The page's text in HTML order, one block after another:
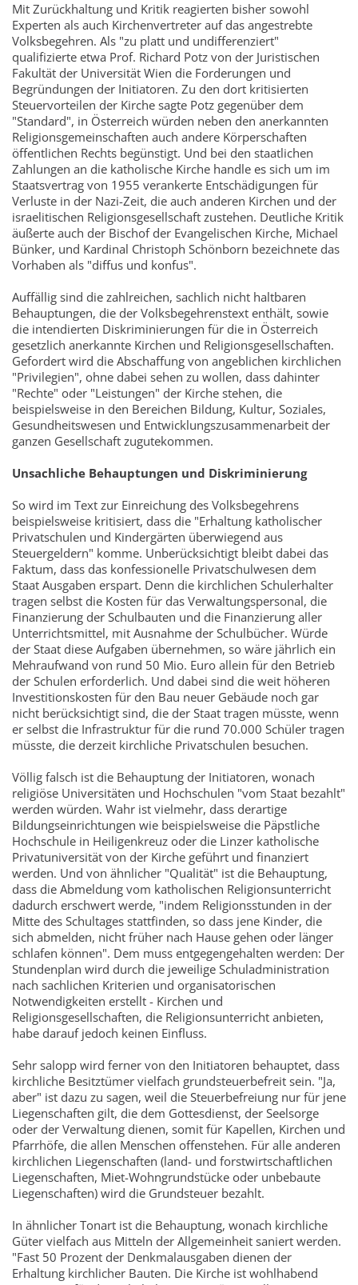
Mit Zurückhaltung und Kritik reagierten bisher sowohl
Experten als auch Kirchenvertreter auf das angestrebte
Volksbegehren. Als "zu platt und undifferenziert"
qualifizierte etwa Prof. Richard Potz von der Juristischen
Fakultät der Universität Wien die Forderungen und
Begründungen der Initiatoren. Zu den dort kritisierten
Steuervorteilen der Kirche sagte Potz gegenüber dem
"Standard", in Österreich würden neben den anerkannten
Religionsgemeinschaften auch andere Körperschaften
öffentlichen Rechts begünstigt. Und bei den staatlichen
Zahlungen an die katholische Kirche handle es sich um im
Staatsvertrag von 1955 verankerte Entschädigungen für
Verluste in der Nazi-Zeit, die auch anderen Kirchen und der
israelitischen Religionsgesellschaft zustehen. Deutliche Kritik
äußerte auch der Bischof der Evangelischen Kirche, Michael
Bünker, und Kardinal Christoph Schönborn bezeichnete das
Vorhaben als "diffus und konfus".
Auffällig sind die zahlreichen, sachlich nicht haltbaren
Behauptungen, die der Volksbegehrenstext enthält, sowie
die intendierten Diskriminierungen für die in Österreich
gesetzlich anerkannte Kirchen und Religionsgesellschaften.
Gefordert wird die Abschaffung von angeblichen kirchlichen
"Privilegien", ohne dabei sehen zu wollen, dass dahinter
"Rechte" oder "Leistungen" der Kirche stehen, die
beispielsweise in den Bereichen Bildung, Kultur, Soziales,
Gesundheitswesen und Entwicklungszusammenarbeit der
ganzen Gesellschaft zugutekommen.
Unsachliche Behauptungen und Diskriminierung
So wird im Text zur Einreichung des Volksbegehrens
beispielsweise kritisiert, dass die "Erhaltung katholischer
Privatschulen und Kindergärten überwiegend aus
Steuergeldern" komme. Unberücksichtigt bleibt dabei das
Faktum, dass das konfessionelle Privatschulwesen dem
Staat Ausgaben erspart. Denn die kirchlichen Schulerhalter
tragen selbst die Kosten für das Verwaltungspersonal, die
Finanzierung der Schulbauten und die Finanzierung aller
Unterrichtsmittel, mit Ausnahme der Schulbücher. Würde
der Staat diese Aufgaben übernehmen, so wäre jährlich ein
Mehraufwand von rund 50 Mio. Euro allein für den Betrieb
der Schulen erforderlich. Und dabei sind die weit höheren
Investitionskosten für den Bau neuer Gebäude noch gar
nicht berücksichtigt sind, die der Staat tragen müsste, wenn
er selbst die Infrastruktur für die rund 70.000 Schüler tragen
müsste, die derzeit kirchliche Privatschulen besuchen.
Völlig falsch ist die Behauptung der Initiatoren, wonach
religiöse Universitäten und Hochschulen "vom Staat bezahlt"
werden würden. Wahr ist vielmehr, dass derartige
Bildungseinrichtungen wie beispielsweise die Päpstliche
Hochschule in Heiligenkreuz oder die Linzer katholische
Privatuniversität von der Kirche geführt und finanziert
werden. Und von ähnlicher "Qualität" ist die Behauptung,
dass die Abmeldung vom katholischen Religionsunterricht
dadurch erschwert werde, "indem Religionsstunden in der
Mitte des Schultages stattfinden, so dass jene Kinder, die
sich abmelden, nicht früher nach Hause gehen oder länger
schlafen können". Dem muss entgegengehalten werden: Der
Stundenplan wird durch die jeweilige Schuladministration
nach sachlichen Kriterien und organisatorischen
Notwendigkeiten erstellt - Kirchen und
Religionsgesellschaften, die Religionsunterricht anbieten,
habe darauf jedoch keinen Einfluss.
Sehr salopp wird ferner von den Initiatoren behauptet, dass
kirchliche Besitztümer vielfach grundsteuerbefreit sein. "Ja,
aber" ist dazu zu sagen, weil die Steuerbefreiung nur für jene
Liegenschaften gilt, die dem Gottesdienst, der Seelsorge
oder der Verwaltung dienen, somit für Kapellen, Kirchen und
Pfarrhöfe, die allen Menschen offenstehen. Für alle anderen
kirchlichen Liegenschaften (land- und forstwirtschaftlichen
Liegenschaften, Miet-Wohngrundstücke oder unbebaute
Liegenschaften) wird die Grundsteuer bezahlt.
In ähnlicher Tonart ist die Behauptung, wonach kirchliche
Güter vielfach aus Mitteln der Allgemeinheit saniert werden.
"Fast 50 Prozent der Denkmalausgaben dienen der
Erhaltung kirchlicher Bauten. Die Kirche ist wohlhabend